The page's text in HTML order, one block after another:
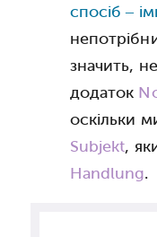
спосіб –
значить,
додаток
оскільки
Subjekt,
Handlung.